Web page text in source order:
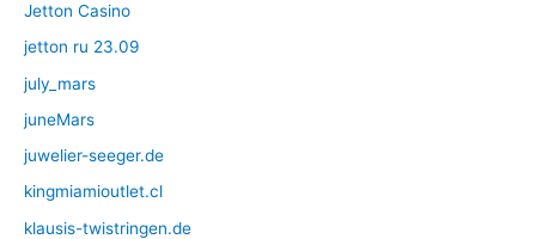
Jetton Casino
jetton ru 23.09
july_mars
juneMars
juwelier-seeger.de
kingmiamioutlet.cl
klausis-twistringen.de